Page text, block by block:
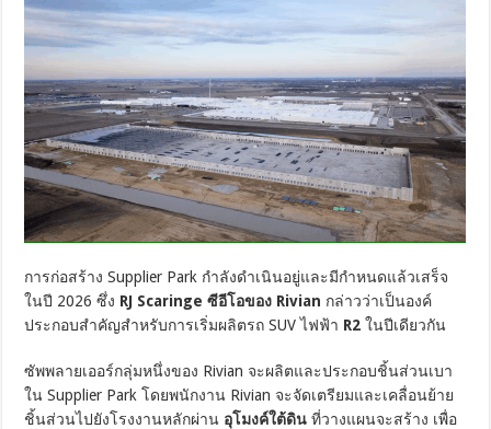
การก่อสร้าง Supplier Park กำลังดำเนินอยู่และมีกำหนดแล้วเสร็จ
ในปี 2026 ซึ่ง RJ Scaringe ซีอีโอของ Rivian กล่าวว่าเป็นองค์
ประกอบสำคัญสำหรับการเริ่มผลิตรถ SUV ไฟฟ้า R2 ในปีเดียวกัน
ซัพพลายเออร์กลุ่มหนึ่งของ Rivian จะผลิตและประกอบชิ้นส่วนเบา
ใน Supplier Park โดยพนักงาน Rivian จะจัดเตรียมและเคลื่อนย้าย
ชิ้นส่วนไปยังโรงงานหลักผ่าน อุโมงค์ใต้ดิน ที่วางแผนจะสร้าง เพื่อ